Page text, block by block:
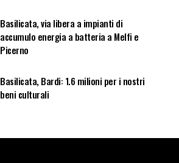
Basilicata, via libera a impianti di
accumulo energia a batteria a Melfi e
Picerno
Basilicata, Bardi: 1.6 milioni per i nostri
beni culturali